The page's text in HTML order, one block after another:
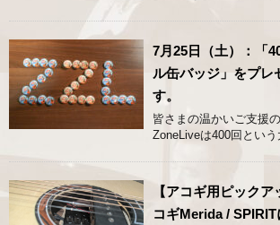
7月25日（土）：「
ル缶バッジ」をプレ
す。
皆さまの温かいご支援
ZoneLiveは400回という
【アコギ用ピック
コギMerida /